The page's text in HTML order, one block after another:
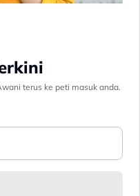
terus ke peti masuk anda.